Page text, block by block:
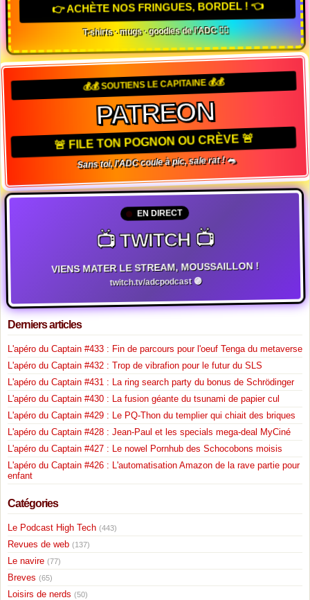
👉 ACHÈTE NOS FRINGUES, BORDEL ! 👈
T-shirts · mugs · goodies de l'ADC 🏴‍☠️
💰💰 SOUTIENS LE CAPITAINE 💰💰
PATREON
🚨 FILE TON POGNON OU CRÈVE 🚨
Sans toi, l'ADC coule à pic, sale rat ! 🐀
EN DIRECT
📺 TWITCH 📺
VIENS MATER LE STREAM, MOUSSAILLON !
twitch.tv/adcpodcast 🟣
Derniers articles
L'apéro du Captain #433 : Fin de parcours pour l'oeuf Tenga du metaverse
L'apéro du Captain #432 : Trop de vibrafion pour le futur du SLS
L'apéro du Captain #431 : La ring search party du bonus de Schrödinger
L'apéro du Captain #430 : La fusion géante du tsunami de papier cul
L'apéro du Captain #429 : Le PQ-Thon du templier qui chiait des briques
L'apéro du Captain #428 : Jean-Paul et les specials mega-deal MyCiné
L'apéro du Captain #427 : Le nowel Pornhub des Schocobons moisis
L'apéro du Captain #426 : L'automatisation Amazon de la rave partie pour
enfant
Catégories
Le Podcast High Tech (443)
Revues de web (137)
Le navire (77)
Breves (65)
Loisirs de nerds (50)